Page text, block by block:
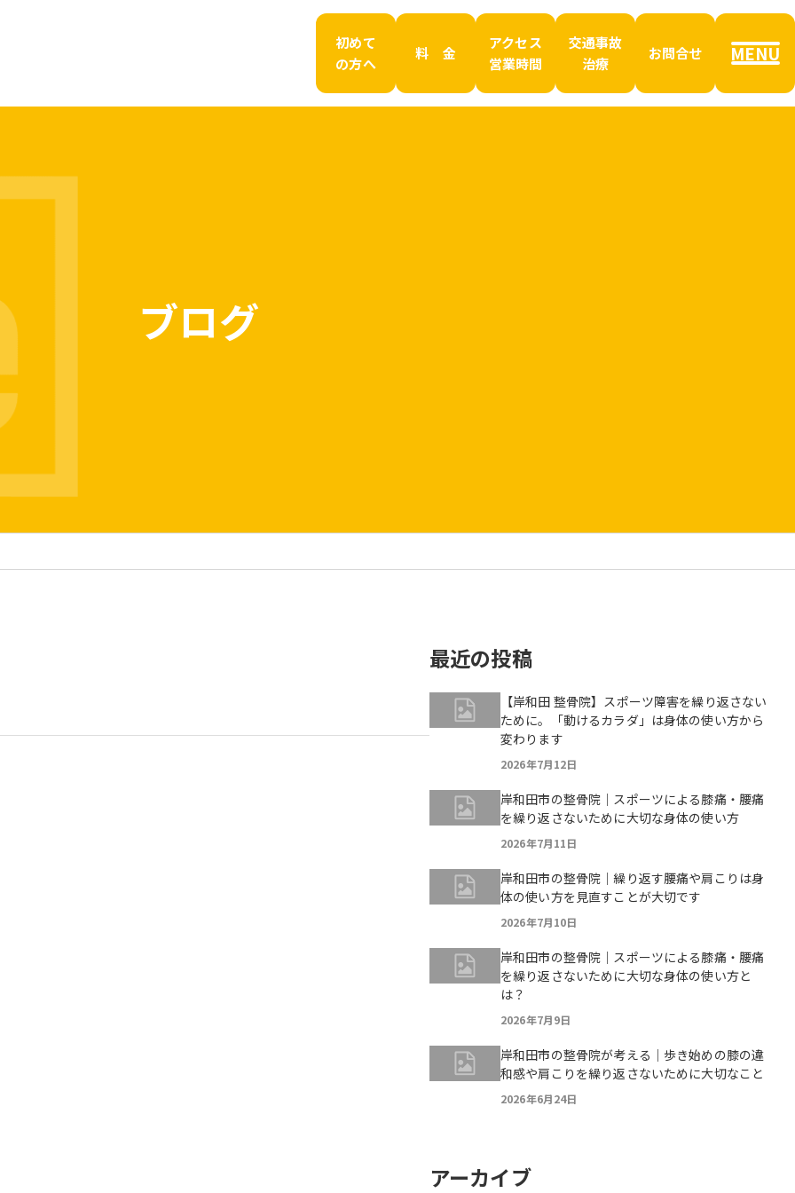
初めて
の方へ
料 金
アクセス
営業時間
交通事故
治療
お問合せ MENU
ブログ
最近の投稿
【岸和田 整骨院】スポーツ障害を繰り返さない
ために。「動けるカラダ」は身体の使い方から
変わります
2026年7月12日
岸和田市の整骨院｜スポーツによる膝痛・腰痛
を繰り返さないために大切な身体の使い方
2026年7月11日
岸和田市の整骨院｜繰り返す腰痛や肩こりは身
体の使い方を見直すことが大切です
2026年7月10日
岸和田市の整骨院｜スポーツによる膝痛・腰痛
を繰り返さないために大切な身体の使い方と
は？
2026年7月9日
岸和田市の整骨院が考える｜歩き始めの膝の違
和感や肩こりを繰り返さないために大切なこと
2026年6月24日
アーカイブ